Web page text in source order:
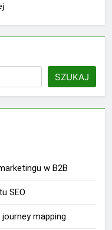
SZUKAJ
w B2B
SEO
mapping